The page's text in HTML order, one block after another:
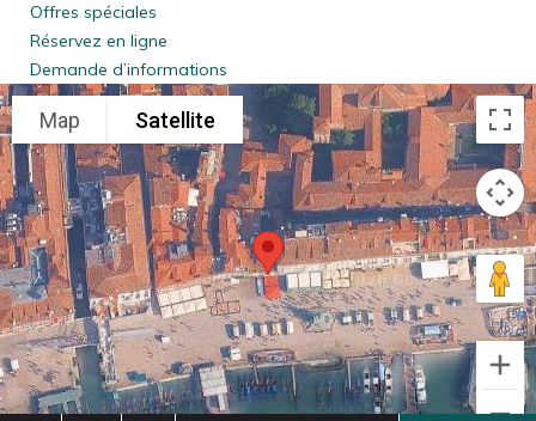
Offres spéciales
Réservez en ligne
Demande d’informations